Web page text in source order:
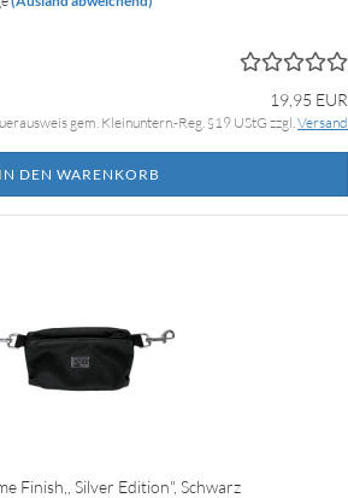
19,95 EUR
gem. Kleinuntern.-Reg. §19 UStG zzgl.Versand
IN DEN WARENKORB
Finish,, Silver Edition", Schwarz